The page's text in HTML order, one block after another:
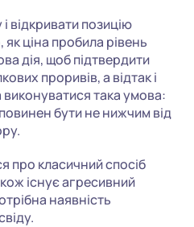
відкривати позицію
ціна пробила рівень
дія, щоб підтвердити
проривів, а відтак і
така умова:
бути не нижчим від
про класичний спосіб
існує агресивний
наявність